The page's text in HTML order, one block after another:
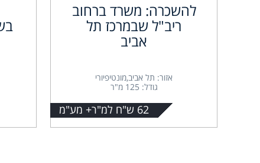
להשכרה: משרד ברחוב
ריב"ל שבמרכז תל
אביב
אזור: תל אביב,מונטיפיורי
גודל: 125 מ"ר
62 ש"ח למ"ר+ מע"מ